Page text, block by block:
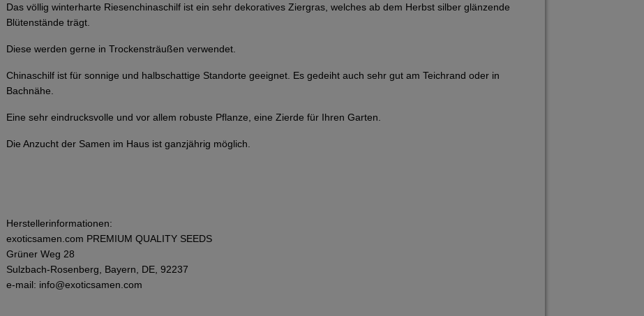
Das völlig winterharte Riesenchinaschilf ist ein sehr dekoratives Ziergras, welches ab dem Herbst silber glänzende
Blütenstände trägt.
Diese werden gerne in Trockensträußen verwendet.
Chinaschilf ist für sonnige und halbschattige Standorte geeignet. Es gedeiht auch sehr gut am Teichrand oder in
Bachnähe.
Eine sehr eindrucksvolle und vor allem robuste Pflanze, eine Zierde für Ihren Garten.
Die Anzucht der Samen im Haus ist ganzjährig möglich.
Herstellerinformationen:
exoticsamen.com PREMIUM QUALITY SEEDS
Grüner Weg 28
Sulzbach-Rosenberg, Bayern, DE, 92237
e-mail: info@exoticsamen.com